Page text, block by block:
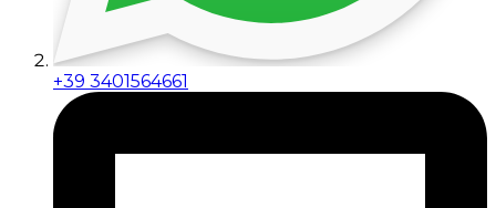
+39 3401564661